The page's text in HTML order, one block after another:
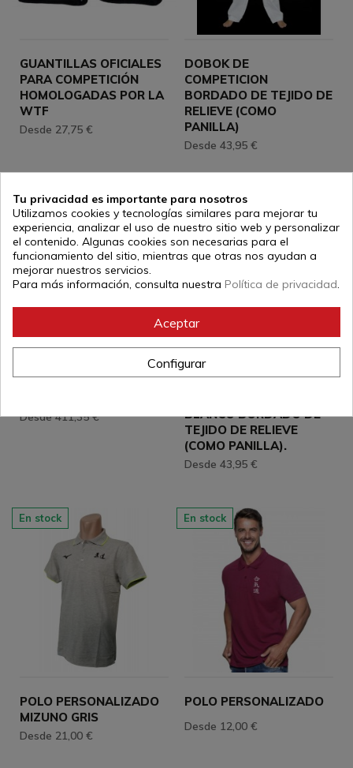
GUANTILLAS OFICIALES
PARA COMPETICIÓN
HOMOLOGADAS POR LA
WTF
Desde 27,75 €
DOBOK DE
COMPETICION
BORDADO DE TEJIDO DE
RELIEVE (COMO
PANILLA)
Desde 43,95 €
En stock
Desde 411,35 €
En stock
BLANCO BORDADO DE
TEJIDO DE RELIEVE
(COMO PANILLA).
Desde 43,95 €
En stock
POLO PERSONALIZADO
MIZUNO GRIS
Desde 21,00 €
En stock
POLO PERSONALIZADO
Desde 12,00 €
Tu privacidad es importante para nosotros
Utilizamos cookies y tecnologías similares para mejorar tu
experiencia, analizar el uso de nuestro sitio web y personalizar
el contenido. Algunas cookies son necesarias para el
funcionamiento del sitio, mientras que otras nos ayudan a
mejorar nuestros servicios.
Para más información, consulta nuestra Política de privacidad.
Aceptar
Configurar